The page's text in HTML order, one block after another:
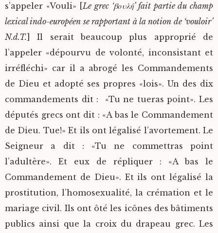
s’appeler «Vouli» [Le grec ‘βουλή’ fait partie du champ
lexical indo-européen se rapportant à la notion de ‘vouloir’
N.d.T. ] Il serait beaucoup plus approprié de
l’appeler «dépourvu de volonté, inconsistant et
irréfléchi» car il a abrogé les Commandements
de Dieu et adopté ses propres «lois». Un des dix
commandements dit : «Tu ne tueras point». Les
députés grecs ont dit : «A bas le Commandement
de Dieu. Tue!» Et ils ont légalisé l’avortement. Le
Seigneur a dit : «Tu ne commettras point
l’adultère». Et eux de répliquer : «A bas le
Commandement de Dieu». Et ils ont légalisé la
prostitution, l’homosexualité, la crémation et le
mariage civil. Ils ont ôté les icônes des bâtiments
publics ainsi que la croix du drapeau grec. Les